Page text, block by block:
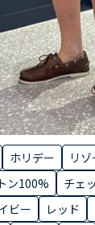
ホリデー リ
ン100% チェ
ビー レッド